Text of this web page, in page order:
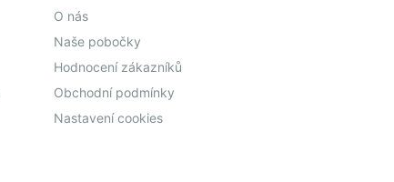
O nás
Naše pobočky
Hodnocení zákazníků
Obchodní podmínky
Nastavení cookies